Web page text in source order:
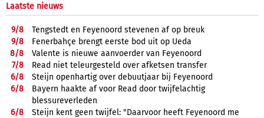
Laatste nieuws
9/8
Tengstedt en Feyenoord stevenen af op breuk
9/8
Fenerbahçe brengt eerste bod uit op Ueda
8/8
Valente is nieuwe aanvoerder van Feyenoord
7/8
Read niet teleurgesteld over afketsen transfer
6/8
Steijn openhartig over debuutjaar bij Feyenoord
6/8
Bayern haakte af voor Read door twijfelachtig
blessureverleden
6/8
Steijn kent geen twijfel: "Daarvoor heeft Feyenoord me